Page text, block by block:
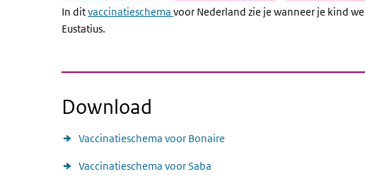
In ditvaccinatieschema voor Nederland zie je wanneer je kind
Eustatius.
Download
Vaccinatieschema voor Bonaire
Vaccinatieschema voor Saba